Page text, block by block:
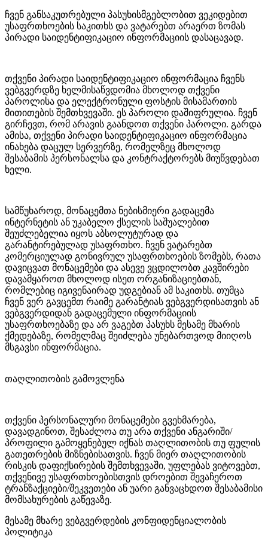
ჩვენ განსაკუთრებული პასუხისმგებლობით ვეკიდებით
უსაფრთხოების საკითხს და ვატარებთ არაერთ ზომას
პირადი საიდენტიფიკაციო ინფორმაციის დასაცავად.
თქვენი პირადი საიდენტიფიკაციო ინფორმაცია ჩვენს
ვებგვერდზე ხელმისაწვდომია მხოლოდ თქვენი
პაროლისა და ელექტრონული ფოსტის მისამართის
მითითების შემთხვევაში. ეს პაროლი დაშიფრულია. ჩვენ
გირჩევთ, რომ არავის გაანდოთ თქვენი პაროლი. გარდა
ამისა, თქვენი პირადი საიდენტიფიკაციო ინფორმაცია
ინახება დაცულ სერვერზე, რომელზეც მხოლოდ
შესაბამის პერსონალსა და კონტრაქტორებს მიუწვდებათ
ხელი.
სამწუხაროდ, მონაცემთა ნებისმიერი გადაცემა
ინტერნეტის ან უკაბელო ქსელის საშუალებით
შეუძლებელია იყოს აბსოლუტურად და
გარანტირებულად უსაფრთხო. ჩვენ ვატარებთ
კომერციულად გონივრულ უსაფრთხოების ზომებს, რათა
დავიცვათ მონაცემები და ასევე ვცდილობთ კავშირები
დავამყაროთ მხოლოდ ისეთ ორგანიზაციებთან,
რომლებიც იგივენაირად უდგებიან ამ საკითხს. თუმცა
ჩვენ ვერ გავცემთ რაიმე გარანტიას ვებგვერდისათვის ან
ვებგვერდიდან გადაცემული ინფორმაციის
უსაფრთხოებაზე და არ ვაგებთ პასუხს მესამე მხარის
ქმედებაზე, რომელმაც შეიძლება უნებართვოდ მიიღოს
მსგავსი ინფორმაცია.
თაღლითობის გამოვლენა
თქვენი პერსონალური მონაცემები გვეხმარება,
დავადგინოთ, შესაძლოა თუ არა თქვენი ანგარიში/
პროფილი გამოყენებულ იქნას თაღლითობის თუ ფულის
გათეთრების მიზნებისათვის. ჩვენ მიერ თაღლითობის
რისკის დაფიქსირების შემთხვევაში, უფლებას ვიტოვებთ,
თქვენივე უსაფრთხოებისთვის დროებით შევაჩეროთ
ტრანზაქციები/შეკვეთები ან უარი განვაცხდოთ შესაბამისი
მომსახურების გაწევაზე.
მესამე მხარე ვებგვერდების კონფიდენციალობის
პოლიტიკა